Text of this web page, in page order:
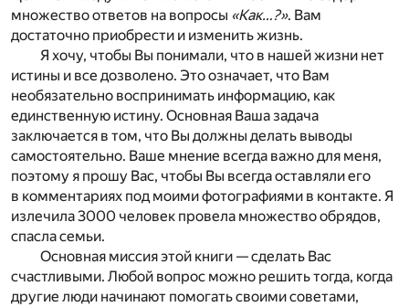
множество ответов на вопросы «Как…?». Вам
достаточно приобрести и изменить жизнь.
Я хочу, чтобы Вы понимали, что в нашей жизни нет
истины и все дозволено. Это означает, что Вам
необязательно воспринимать информацию, как
единственную истину. Основная Ваша задача
заключается в том, что Вы должны делать выводы
самостоятельно. Ваше мнение всегда важно для меня,
поэтому я прошу Вас, чтобы Вы всегда оставляли его
в комментариях под моими фотографиями в контакте. Я
излечила 3000 человек провела множество обрядов,
спасла семьи.
Основная миссия этой книги — сделать Вас
счастливыми. Любой вопрос можно решить тогда, когда
другие люди начинают помогать своими советами,